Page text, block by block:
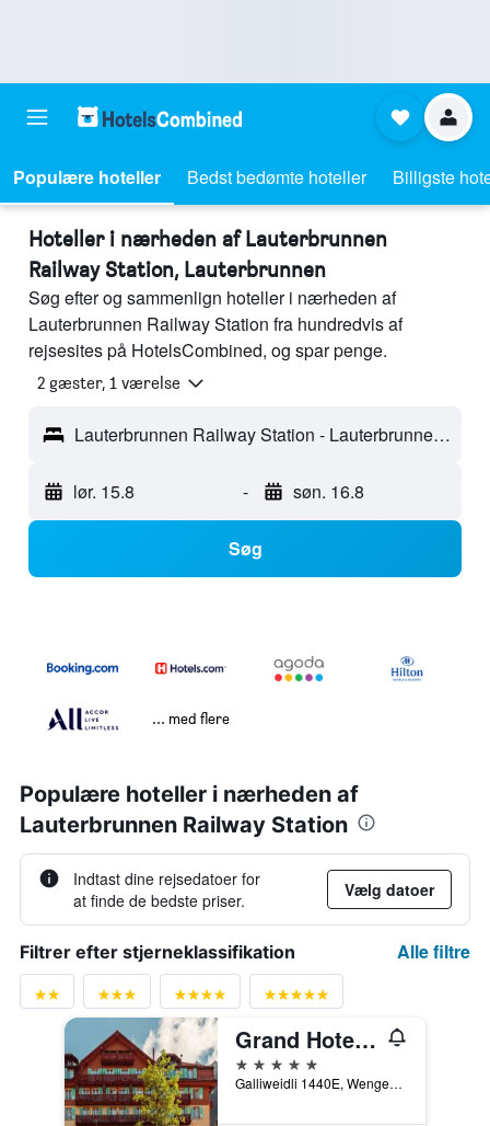
Populære hoteller Bedst bedømte hoteller Billigste
Hoteller i nærheden af Lauterbrunnen
Railway Station, Lauterbrunnen
Søg efter og sammenlign hoteller i nærheden af
Lauterbrunnen Railway Station fra hundredvis af
rejsesites på HotelsCombined, og spar penge.
2 gæster, 1 værelse
Lauterbrunnen Railway Station - Lauterbrunnen, Schweiz
lør. 15.8 - søn. 16.8
Søg
... med flere
Populære hoteller i nærheden af
Lauterbrunnen Railway Station
Indtast dine rejsedatoer for
at finde de bedste priser.
Vælg datoer
Filtrer efter stjerneklassifikation Alle filtre
Grand Hotel Belvedere, a Beaumier Hotel
5 stjerner
Galliweidli 1440E, Wengen, Bern, Schweiz